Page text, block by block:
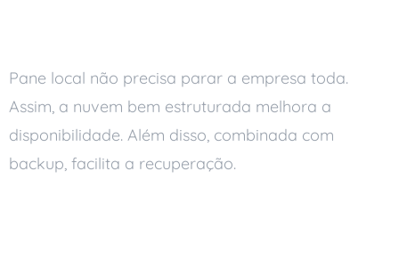
Pane local não precisa parar a empresa toda.
Assim, a nuvem bem estruturada melhora a
disponibilidade. Além disso, combinada com
backup, facilita a recuperação.